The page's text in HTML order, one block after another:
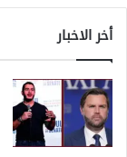
أخر الاخبار